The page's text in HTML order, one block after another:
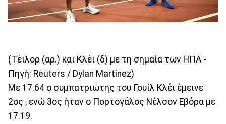
(Τέιλορ (αρ.) και Κλέι (δ) με τη σημαία των ΗΠΑ -
Πηγή: Reuters / Dylan Martinez)
Με 17.64 ο συμπατριώτης του Γουίλ Κλέι έμεινε
2ος , ενώ 3ος ήταν ο Πορτογάλος Νέλσον Εβόρα με
17.19.